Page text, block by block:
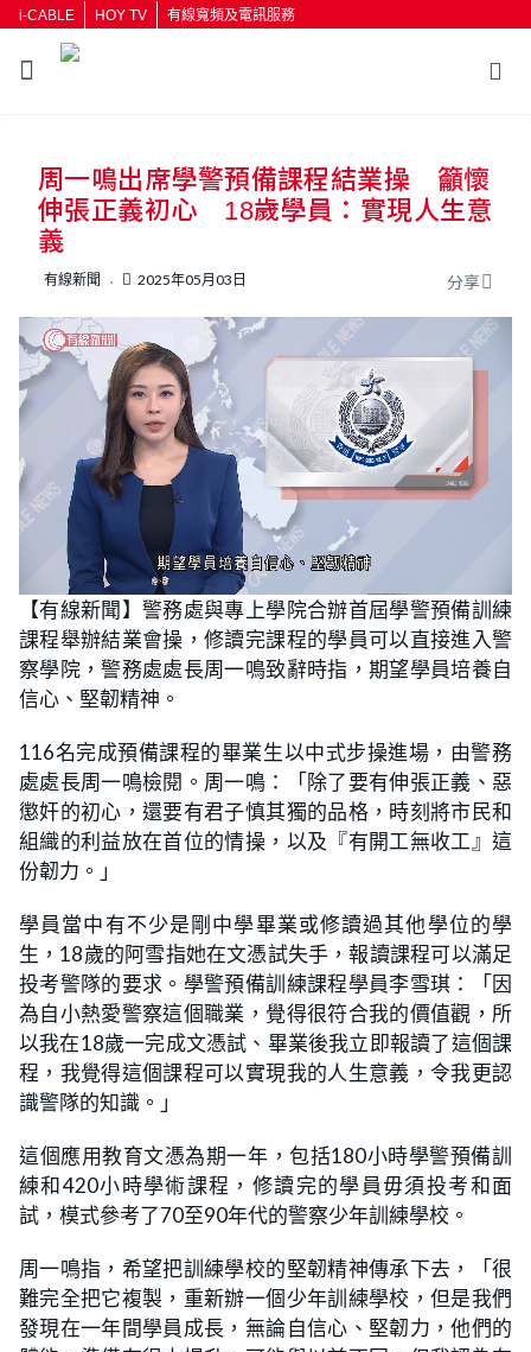
i-CABLE HOY TV 有線寬頻及電訊服務
按輸入鍵開始搜尋
周一鳴出席學警預備課程結業操 籲懷
伸張正義初心 18歲學員：實現人生意
義
有線新聞 2025年05月03日 分享
U
n
m
t
e
L
o
a
d
e
d
:
2
1
.
%
【有線新聞】警務處與專上學院合辦首屆學警預備訓練
課程舉辦結業會操，修讀完課程的學員可以直接進入警
察學院，警務處處長周一鳴致辭時指，期望學員培養自
信心、堅韌精神。
116名完成預備課程的畢業生以中式步操進場，由警務
處處長周一鳴檢閱。周一鳴：「除了要有伸張正義、惡
懲奸的初心，還要有君子慎其獨的品格，時刻將市民和
組織的利益放在首位的情操，以及『有開工無收工』這
份韌力。」
學員當中有不少是剛中學畢業或修讀過其他學位的學
生，18歲的阿雪指她在文憑試失手，報讀課程可以滿足
投考警隊的要求。學警預備訓練課程學員李雪琪：「因
為自小熱愛警察這個職業，覺得很符合我的價值觀，所
以我在18歲一完成文憑試、畢業後我立即報讀了這個課
程，我覺得這個課程可以實現我的人生意義，令我更認
識警隊的知識。」
這個應用教育文憑為期一年，包括180小時學警預備訓
練和420小時學術課程，修讀完的學員毋須投考和面
試，模式參考了70至90年代的警察少年訓練學校。
周一鳴指，希望把訓練學校的堅韌精神傳承下去，「很
難完全把它複製，重新辦一個少年訓練學校，但是我們
發現在一年間學員成長，無論自信心、堅韌力，他們的